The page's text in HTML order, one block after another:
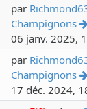
par
Champignons
06 janv. 2025,
par
Champignons
17 déc. 2024,